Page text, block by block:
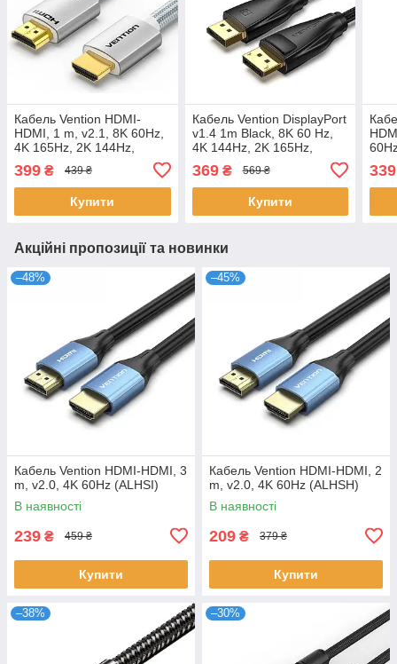
Кабель Vention HDMI-
HDMI, 1 m, v2.1, 8K 60Hz,
4K 165Hz, 2K 144Hz,
399 ₴ 439 ₴
Купити
Кабель Vention DisplayPort
v1.4 1m Black, 8K 60 Hz,
4K 144Hz, 2K 165Hz,
369₴ 569 ₴
Купити
339
Акційні пропозиції та новинки
–48%
Кабель Vention HDMI-HDMI, 3
m, v2.0, 4K 60Hz (ALHSI)
В наявності
239 ₴ 459 ₴
Купити
–45%
Кабель Vention HDMI-HDMI, 2
m, v2.0, 4K 60Hz (ALHSH)
В наявності
209 ₴ 379 ₴
Купити
–38% –30%